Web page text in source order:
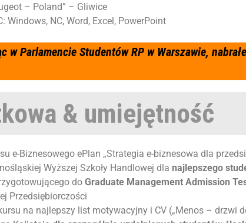
– Poland” – Gliwice
Windows, NC, Word, Excel, PowerPoint
w Parlamencie Studentów RP w Warszawie,
& umiejętność
e-Biznesowego ePlan „Strategia e-biznesowa dla
Wyższej Szkoły Handlowej dla najlepszego
do Graduate Management Admission
Przedsiębiorczości
na najlepszy list motywacyjny i CV („Menos – drzwi